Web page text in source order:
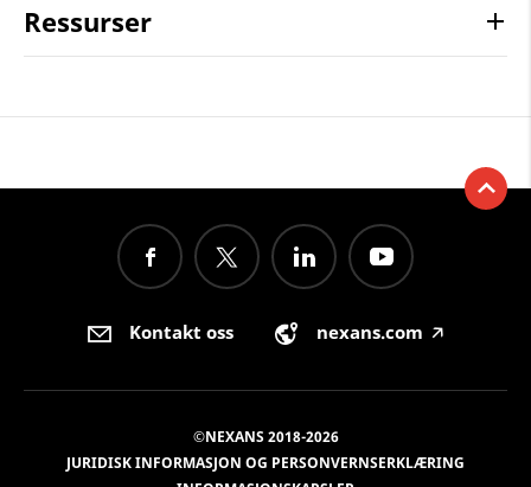
Ressurser
Kontakt oss nexans.com 🡥
©NEXANS 2018-2026
JURIDISK INFORMASJON OG PERSONVERNSERKLÆRING